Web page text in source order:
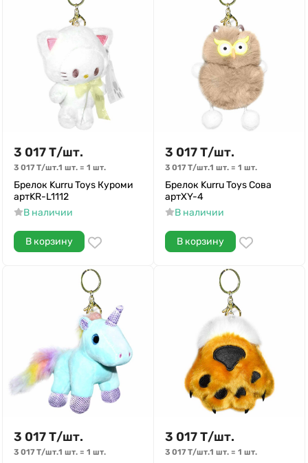
3 017Т/шт.
3 017 Т/шт.1 шт. = 1 шт.
Брелок Kurru Toys Куроми
артKR-L1112
В наличии
В корзину
3 017Т/шт.
3 017 Т/шт.1 шт. = 1 шт.
Брелок Kurru Toys Сова
артXY-4
В наличии
В корзину
3 017Т/шт.
3 017 Т/шт.1 шт. = 1 шт.
3 017Т/шт.
3 017 Т/шт.1 шт. = 1 шт.